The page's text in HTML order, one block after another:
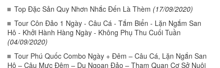
Top Đặc Sản Quy Nhơn Nhắc Đến Là Thèm (17/09/2020)
Tour Côn Đảo 1 Ngày - Câu Cá - Tắm Biển - Lặn Ngắm San
Hô - Khởi Hành Hàng Ngày - Không Phụ Thu Cuối Tuần
(04/09/2020)
Tour Phú Quốc Combo Ngày + Đêm – Câu Cá, Lặn Ngắn San
Hô – Câu Mực Đêm – Du Ngoạn Đảo – Tham Quan Cơ Sở Nuôi